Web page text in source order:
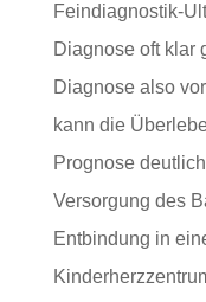
Feindiagnostik-
Diagnose oft klar
Diagnose also
kann die
Prognose
Versorgung des
Entbindung in